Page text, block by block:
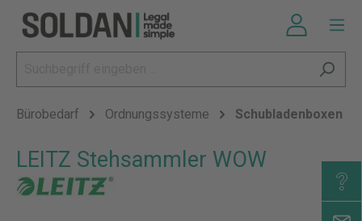
Bürobedarf Ordnungssysteme Schubladenboxen
LEITZ Stehsammler WOW